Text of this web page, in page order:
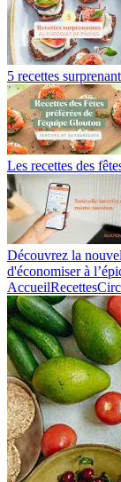
5 recettes
Les recettes des
Découvrez la
d'économiser à
AccueilRecettes